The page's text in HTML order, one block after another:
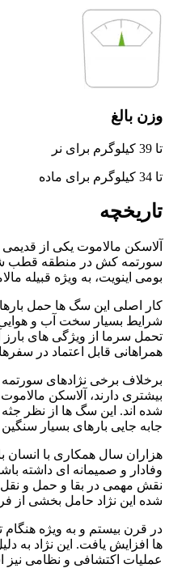
وزن بالغ
تا 39 کیلوگرم برای نر
تا 34 کیلوگرم برای ماده
تاریخچه
آلاسکن مالاموت یکی از
سورتمه‌ کش در منطقه قطب
بومی اینویت، به‌ ویژه قبیله
کار اصلی این سگ‌ ها حمل
شرایط بسیار سخت آب‌ و هوایی
تحمل سرما از ویژگی‌ های
همراهانی قابل‌ اعتماد در
برخلاف برخی نژادهای
بیشتری دارند، آلاسکن
شده‌ اند. این سگ‌ ها از نظر
جابه‌ جایی بارهای بسیار
هزاران سال همکاری با
وفادار و صمیمانه‌ ای داشته
نقش مهمی در بقا و حمل‌ و نقل
شده این نژاد حامل بخشی از
در قرن بیستم و به‌ ویژه
ها افزایش یافت. این نژاد به
عملیات اکتشافی و نظامی نیز